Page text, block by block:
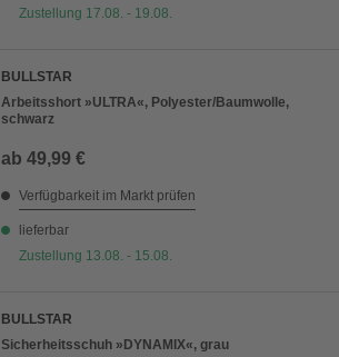
Zustellung 17.08. - 19.08.
BULLSTAR
Arbeitsshort »ULTRA«, Polyester/Baumwolle,
schwarz
ab 49,99 €
Verfügbarkeit im Markt prüfen
lieferbar
Zustellung 13.08. - 15.08.
BULLSTAR
Sicherheitsschuh »DYNAMIX«, grau